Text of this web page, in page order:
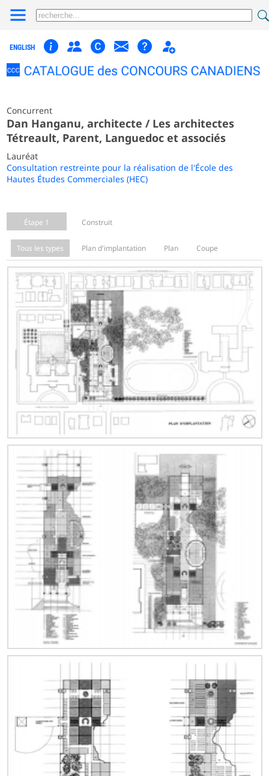
ENGLISH
Concurrent
Dan Hanganu, architecte / Les architectes
Tétreault, Parent, Languedoc et associés
Lauréat
Consultation restreinte pour la réalisation de l'École des
Hautes Études Commerciales (HEC)
Étape 1 Construit
Tous les types Plan d'implantation Plan Coupe